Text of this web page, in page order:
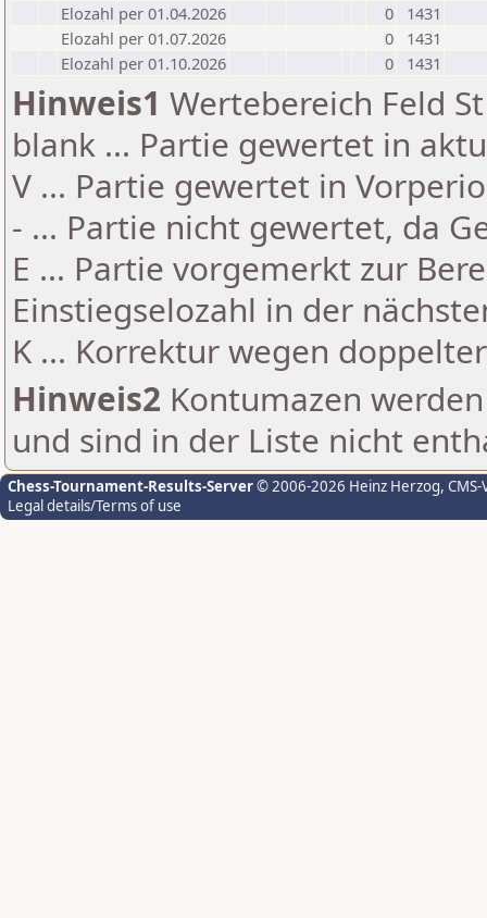
Elozahl per 01.04.2026
0
1431
Elozahl per 01.07.2026
0
1431
Elozahl per 01.10.2026
0 1431
Hinweis1 Wertebereich Feld
blank ... Partie gewertet in
V ... Partie gewertet in
- ... Partie nicht gewertet, da
E ... Partie vorgemerkt zur
Einstiegselozahl in der
K ... Korrektur wegen
Hinweis2 Kontumazen
und sind in der Liste nicht
Chess-Tournament-Results-Server© 2006-2026 Heinz Herzog,
Legal details/Terms of use